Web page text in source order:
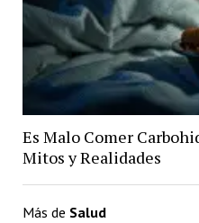
Es Malo Comer
Mitos y Realidades
Más de Salud